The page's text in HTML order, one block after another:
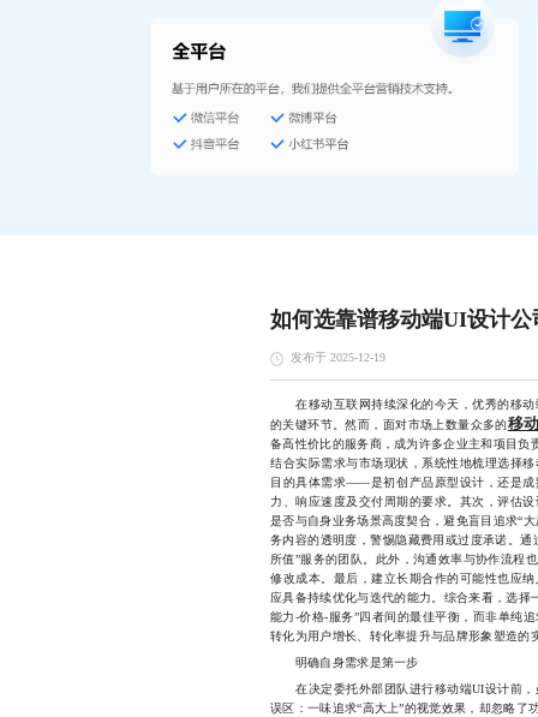
如何选靠谱移动端UI设计公
发布于 2025-12-19
在移动互联网持续深化的今天，优秀的移动
的关键环节。然而，面对市场上数量众多的移
备高性价比的服务商，成为许多企业主和项目负
结合实际需求与市场现状，系统性地梳理选择
目的具体需求——是初创产品原型设计，还是成
力、响应速度及交付周期的要求。其次，评估
是否与自身业务场景高度契合，避免盲目追求“
务内容的透明度，警惕隐藏费用或过度承诺。
所值”服务的团队。此外，沟通效率与协作流程
修改成本。最后，建立长期合作的可能性也应
应具备持续优化与迭代的能力。综合来看，选
能力-价格-服务”四者间的最佳平衡，而非单纯
转化为用户增长、转化率提升与品牌形象塑造的
明确自身需求是第一步
在决定委托外部团队进行移动端UI设计前，
误区：一味追求“高大上”的视觉效果，却忽略